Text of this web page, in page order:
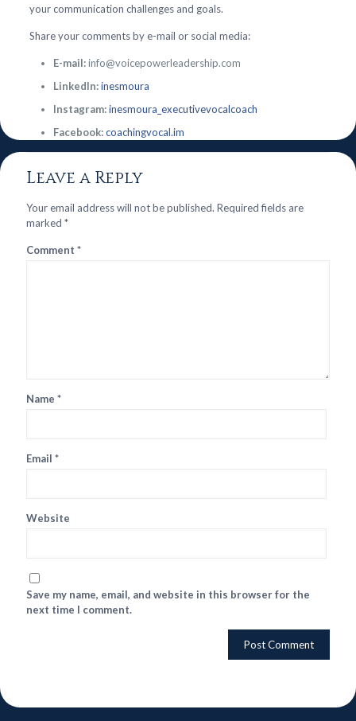
your communication challenges and goals.
Share your comments by e-mail or social media:
E-mail:info@voicepowerleadership.com
LinkedIn:inesmoura
Instagram:inesmoura_executivevocalcoach
Facebook:coachingvocal.im
Leave a Reply
Your email address will not be published. Required fields are
marked *
Comment *
Name *
Email *
Website
Save my name, email, and website in this browser for the
next time I comment.